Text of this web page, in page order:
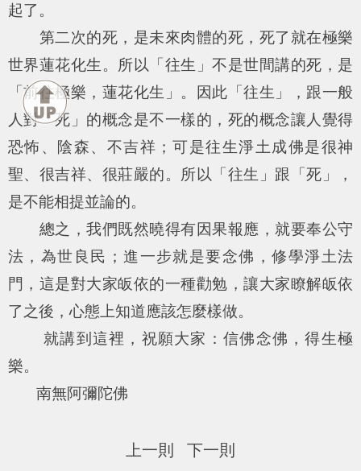
起了。
第二次的死，是未來肉體的死，死了就在極樂
世界蓮花化生。所以「往生」不是世間講的死，是
「前往極樂，蓮花化生」。因此「往生」，跟一般
人對「死」的概念是不一樣的，死的概念讓人覺得
恐怖、陰森、不吉祥；可是往生淨土成佛是很神
聖、很吉祥、很莊嚴的。所以「往生」跟「死」，
是不能相提並論的。
總之，我們既然曉得有因果報應，就要奉公守
法，為世良民；進一步就是要念佛，修學淨土法
門，這是對大家皈依的一種勸勉，讓大家瞭解皈依
了之後，心態上知道應該怎麼樣做。
就講到這裡，祝願大家：信佛念佛，得生極
樂。
南無阿彌陀佛
上一則 下一則